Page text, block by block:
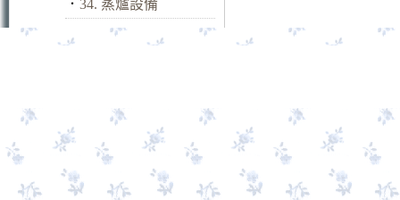
． 34. 蒸爐設備